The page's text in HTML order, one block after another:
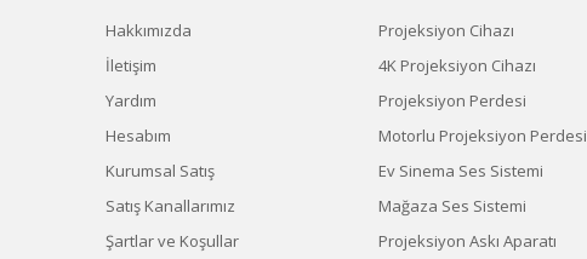
Hakkımızda
İletişim
Yardım
Hesabım
Kurumsal Satış
Satış Kanallarımız
Şartlar ve Koşullar
Projeksiyon Cihazı
4K Projeksiyon Cihazı
Projeksiyon Perdesi
Motorlu Projeksiyon Perdesi
Ev Sinema Ses Sistemi
Mağaza Ses Sistemi
Projeksiyon Askı Aparatı